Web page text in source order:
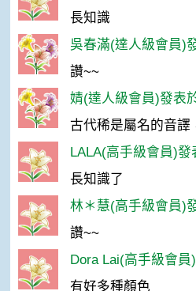
長知識
吳春滿(達人級會員)
讚~~
婧(達人級會員)發表
古代稀是屬名的音譯
LALA(高手級會員)發
長知識了
林＊慧(高手級會員)
讚~~
Dora Lai(高手級會
有好多種顏色